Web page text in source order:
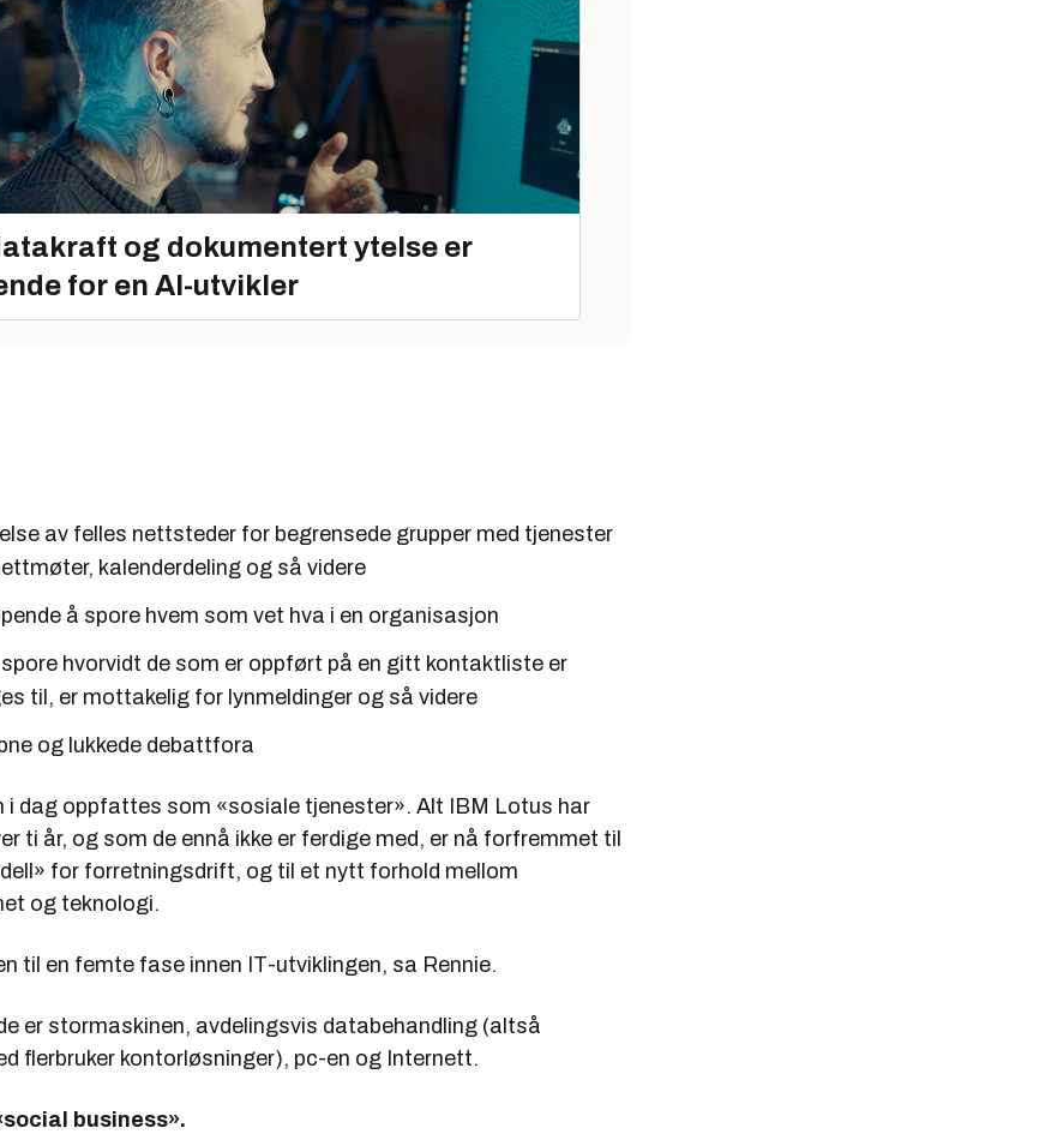
og dokumentert ytelse er
for en AI-utvikler
av felles nettsteder for begrensede grupper med tjenester
kalenderdeling og så videre
å spore hvem som vet hva i en organisasjon
hvorvidt de som er oppført på en gitt kontaktliste er
til, er mottakelig for lynmeldinger og så videre
og lukkede debattfora
i dag oppfattes som «sosiale tjenester». Alt IBM Lotus har
ti år, og som de ennå ikke er ferdige med, er nå forfremmet til
for forretningsdrift, og til et nytt forhold mellom
og teknologi.
til en femte fase innen IT-utviklingen, sa Rennie.
er stormaskinen, avdelingsvis databehandling (altså
flerbruker kontorløsninger), pc-en og Internett.
business».